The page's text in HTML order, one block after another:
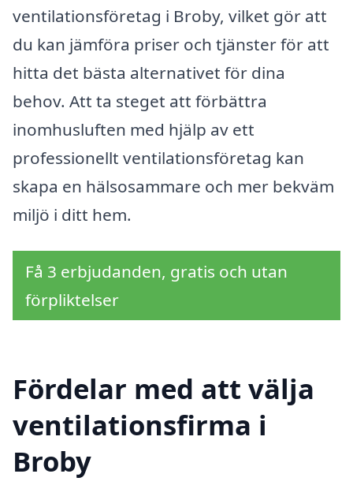
ventilationsföretag i Broby, vilket gör att
du kan jämföra priser och tjänster för att
hitta det bästa alternativet för dina
behov. Att ta steget att förbättra
inomhusluften med hjälp av ett
professionellt ventilationsföretag kan
skapa en hälsosammare och mer bekväm
miljö i ditt hem.
Få 3 erbjudanden, gratis och utan
förpliktelser
Fördelar med att välja
ventilationsfirma i
Broby